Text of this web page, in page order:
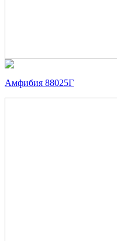
Амфибия 88025Г